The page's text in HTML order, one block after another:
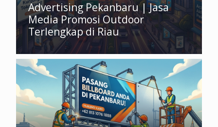
Advertising Pekanbaru | Jasa
Media Promosi Outdoor
Terlengkap di Riau